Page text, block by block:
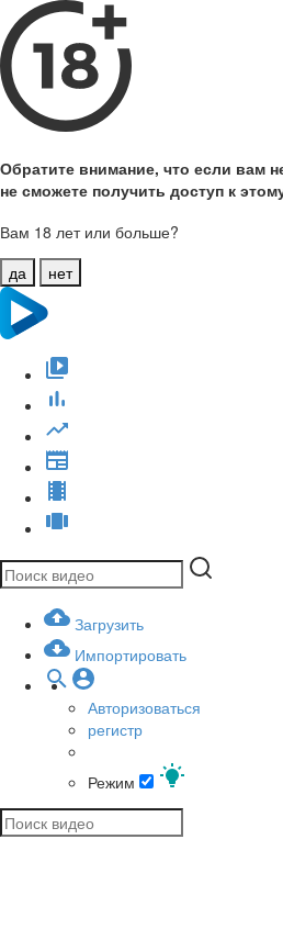
Обратите внимание, что если вам
не сможете получить доступ к
Вам 18 лет или больше?
да
нет
Загрузить
Импортировать
Авторизоваться
регистр
Режим